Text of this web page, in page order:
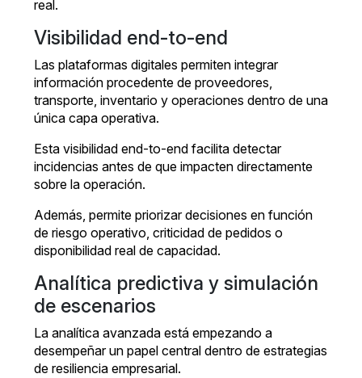
real.
Visibilidad end-to-end
Las plataformas digitales permiten integrar
información procedente de proveedores,
transporte, inventario y operaciones dentro de una
única capa operativa.
Esta visibilidad end-to-end facilita detectar
incidencias antes de que impacten directamente
sobre la operación.
Además, permite priorizar decisiones en función
de riesgo operativo, criticidad de pedidos o
disponibilidad real de capacidad.
Analítica predictiva y simulación
de escenarios
La analítica avanzada está empezando a
desempeñar un papel central dentro de estrategias
de resiliencia empresarial.